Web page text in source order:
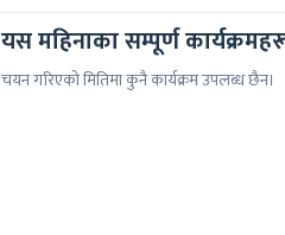
यस महिनाका सम्पूर्ण
चयन गरिएको मितिमा कुनै कार्यक्रम उपलब्ध छैन।